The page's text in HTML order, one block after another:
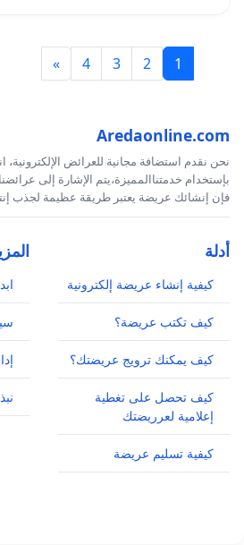
1
2
3
4
»
Aredaonline.com
نحن نقدم استضافة مجانية للعرائض الإلكترونية،
بإستخدام خدمتناالمميزة،يتم الإشارة إلى
فإن إنشائك عريضة يعتبر طريقة عظيمة لجذب
أدلة
كيفية إنشاء عريضة إلكترونية
كيف تكتب عريضة؟
كيف يمكنك ترويج عريضتك؟
كيف تحصل على تغطية
إعلامية لعرريضتك
كيفية تسليم عريضة